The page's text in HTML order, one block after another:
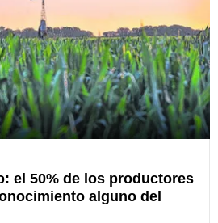
el 50% de los productores
alguno del